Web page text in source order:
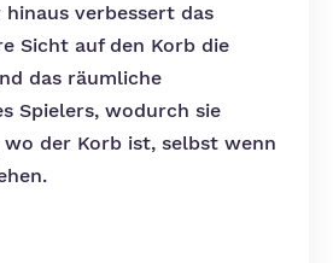
hinaus verbessert das
Sicht auf den Korb die
das räumliche
Spielers, wodurch sie
wo der Korb ist, selbst wenn